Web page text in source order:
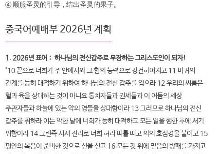
④ 顺服圣灵的引导，结出圣灵的果子。
중국어예배부 2026년 계획
1. 2026년 표어： 하나님의 전신갑주로 무장하는 그리스도인이 되자!
"10 끝으로 너희가 주 안에서와 그 힘의 능력으로 강건하여지고 11 마귀의
간계를 능히 대적하기 위하여 하나님의 전신 갑주를 입으라 12 우리의 씨름은
혈과 육을 상대하는 것이 아니요 통치자들과 권세들과 이 어둠의 세상
주관자들과 하늘에 있는 악의 영들을 상대함이라 13 그러므로 하나님의 전신
갑주를 취하라 이는 악한 날에 너희가 능히 대적하고 모든 일을 행한 후에 서기
위함이라 14 그런즉 서서 진리로 너희 허리 띠를 띠고 의의 호심경을 붙이고 15
평안의 복음이 준비한 것으로 신을 신고 16 모든 것 위에 믿음의 방패를 가지고